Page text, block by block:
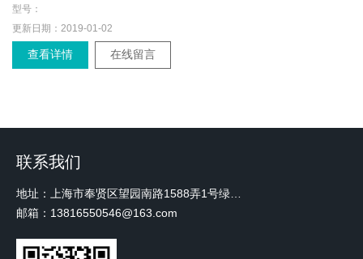
型号：
更新日期： 2019-01-02
查看详情 在线留言
联系我们
邮箱：13816550546@163.com